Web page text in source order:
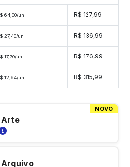
64,00/un R$ 127,99
27,40/un R$ 136,99
17,70/un R$ 176,99
12,64/un R$ 315,99
NOVO
Arte
Arquivo